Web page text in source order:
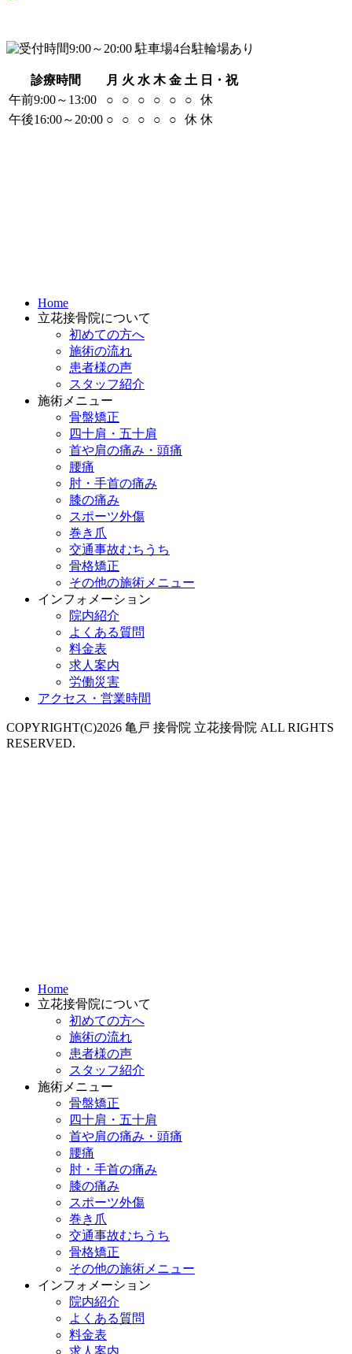
診療時間 月 火 水 木 金 土 日・祝
午前9:00～13:00
○ ○ ○ ○ ○ ○
休
午後16:00～20:00 ○ ○ ○ ○ ○ 休 休
Home
立花接骨院について
初めての方へ
施術の流れ
患者様の声
スタッフ紹介
施術メニュー
骨盤矯正
四十肩・五十肩
首や肩の痛み・頭痛
腰痛
肘・手首の痛み
膝の痛み
スポーツ外傷
巻き爪
交通事故むちうち
骨格矯正
その他の施術メニュー
インフォメーション
院内紹介
よくある質問
料金表
求人案内
労働災害
アクセス・営業時間
COPYRIGHT(C)2026 亀戸 接骨院 立花接骨院 ALL RIGHTS
RESERVED.
Home
立花接骨院について
初めての方へ
施術の流れ
患者様の声
スタッフ紹介
施術メニュー
骨盤矯正
四十肩・五十肩
首や肩の痛み・頭痛
腰痛
肘・手首の痛み
膝の痛み
スポーツ外傷
巻き爪
交通事故むちうち
骨格矯正
その他の施術メニュー
インフォメーション
院内紹介
よくある質問
料金表
求人案内